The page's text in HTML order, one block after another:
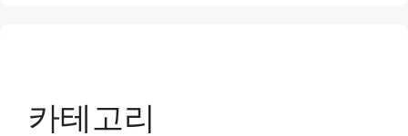
카테고리